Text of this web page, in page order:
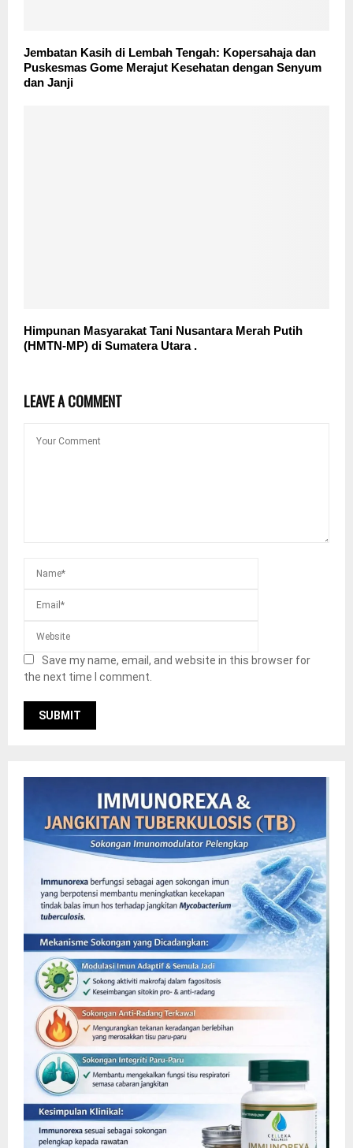
Jembatan Kasih di Lembah Tengah: Kopersahaja dan
Puskesmas Gome Merajut Kesehatan dengan Senyum
dan Janji
Himpunan Masyarakat Tani Nusantara Merah Putih
(HMTN-MP) di Sumatera Utara .
LEAVE A COMMENT
Save my name, email, and website in this browser for
the next time I comment.